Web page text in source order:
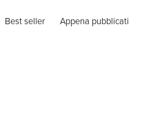
Best seller Appena pubblicati